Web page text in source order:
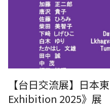
【台日交流展】日本
Exhibition 2025》展